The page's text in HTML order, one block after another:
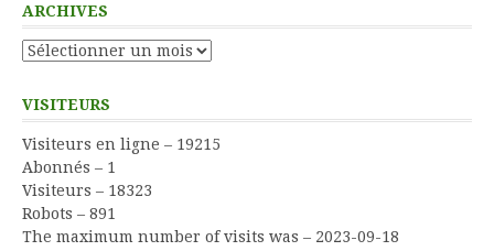
ARCHIVES
Archives
VISITEURS
Visiteurs en ligne – 19215
Abonnés – 1
Visiteurs – 18323
Robots – 891
The maximum number of visits was – 2023-09-18